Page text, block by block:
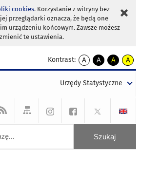
cookies. Korzystanie z witryny bez
przeglądarki oznacza, że będą one
urządzeniu końcowym. Zawsze możesz
zmienić te ustawienia.
Kontrast:
A
kontrast
A
kontrast
tekst
czarnym
A
kontrast
tekst
czarnym
A
tekst
żółtym
Urzędy Statystyczne